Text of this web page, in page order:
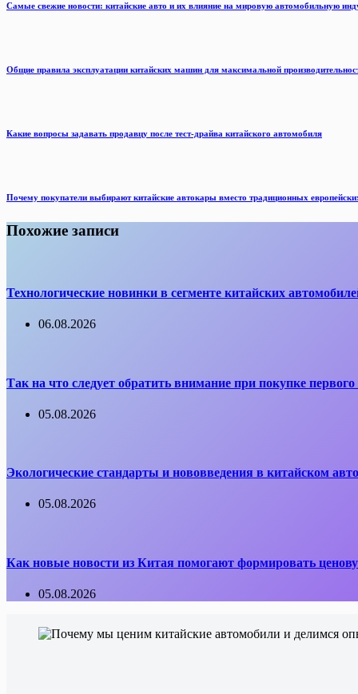
Самые свежие новости: китайские авто и их влияние на мировую автомобильную
Общие правила эксплуатации китайских машин для максимальной
Какие вопросы задавать продавцу после тест-драйва китайского автомобиля
Почему покупатели выбирают китайские автокары вместо традиционных
Похожие записи
Технологические новинки в сегменте китайских
06.08.2026
Так на что следует обратить внимание при покупке первого
05.08.2026
Экологические стандарты и нововведения в китайском
05.08.2026
Как новые новости из Китая помогают формировать
05.08.2026